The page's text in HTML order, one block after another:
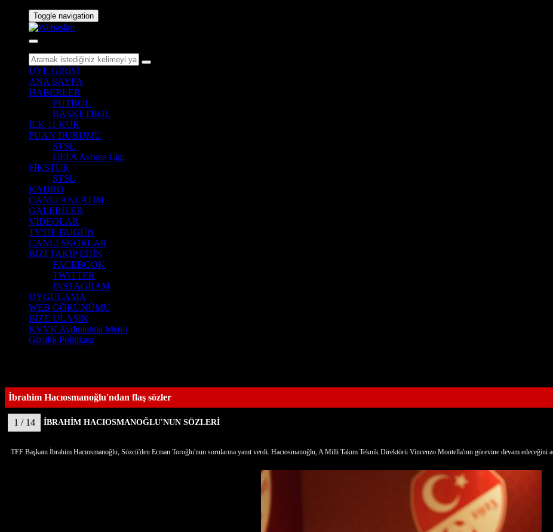
Toggle navigation
ÜYE GİRİŞİ
ANA SAYFA
HABERLER
FUTBOL
BASKETBOL
İLK 11 KUR
PUAN DURUMU
STSL
UEFA Avrupa Ligi
FİKSTÜR
STSL
KADRO
CANLI ANLATIM
GALERİLER
VİDEOLAR
TV'DE BUGÜN
CANLI SKORLAR
BİZİ TAKİP EDİN
FACEBOOK
TWİTTER
INSTAGRAM
UYGULAMA
WEB GÖRÜNÜMÜ
BİZE ULAŞIN
KVVK Aydınlatma Metni
Gizlilik Politikası
İbrahim Hacıosmanoğlu'ndan flaş sözler
1 / 14 İBRAHİM HACIOSMANOĞLU'NUN SÖZLERİ
TFF Başkanı İbrahim Hacıosmanoğlu, Sözcü'den Erman Toroğlu'nun sorularına yanıt verdi. Hacıosmanoğlu, A Milli Takım Teknik Direktörü Vincenzo Montella'nın görevine devam edeceğini